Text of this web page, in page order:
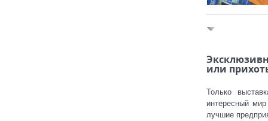
или
Только
интересный
лучшие